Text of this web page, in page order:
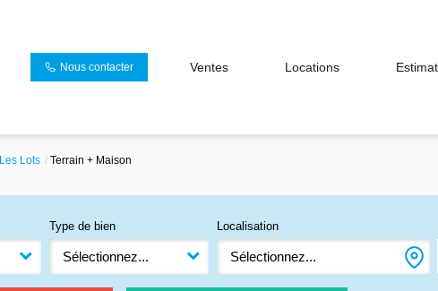
Nous contacter Ventes Locations
Les Lots Terrain + Maison
Type de bien
Sélectionnez...
Localisation
Sélectionnez...